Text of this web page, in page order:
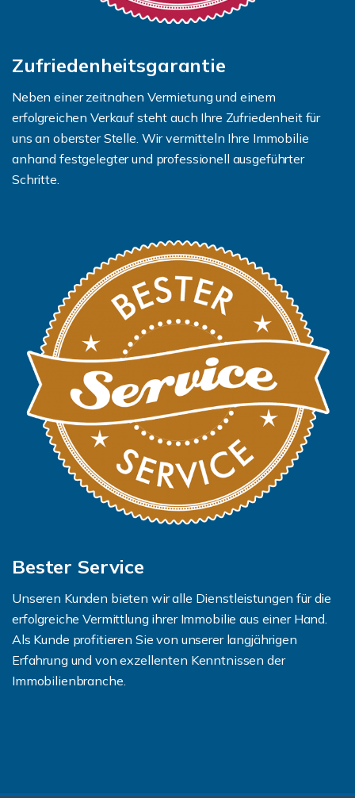
Zufriedenheitsgarantie
Neben einer zeitnahen Vermietung und einem
erfolgreichen Verkauf steht auch Ihre Zufriedenheit für
uns an oberster Stelle. Wir vermitteln Ihre Immobilie
anhand festgelegter und professionell ausgeführter
Schritte.
Bester Service
Unseren Kunden bieten wir alle Dienstleistungen für die
erfolgreiche Vermittlung ihrer Immobilie aus einer Hand.
Als Kunde profitieren Sie von unserer langjährigen
Erfahrung und von exzellenten Kenntnissen der
Immobilienbranche.